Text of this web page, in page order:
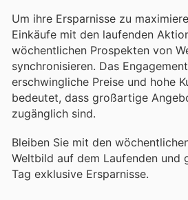
Um ihre Ersparnisse zu
Einkäufe mit den laufenden
wöchentlichen Prospekten von
synchronisieren. Das
erschwingliche Preise und hohe
bedeutet, dass großartige
zugänglich sind.
Bleiben Sie mit den
Weltbild auf dem Laufenden und
Tag exklusive Ersparnisse.